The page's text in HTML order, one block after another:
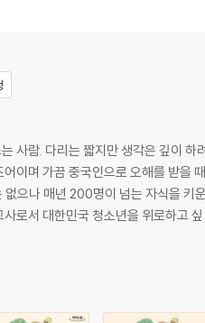
계를 선도하다
을 감동과 재미로 채워줄 리더들〉
주목시키다
를 무한히 창조하다
게 살게 하는 존재
위대한 애국자
참된 능력자
전도사
사람. 다리는 짧지만 생각은 깊이
이며 가끔 중국인으로 오해를 받을
없으나 매년 200명이 넘는 자식을
. 고등학교 교사로서 대한민국 청소년을 위로하고 싶